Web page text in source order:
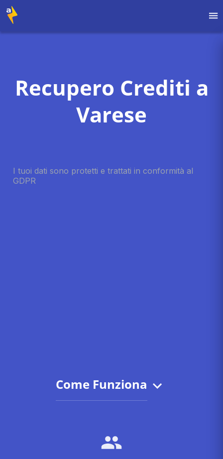
Recupero Crediti a
Varese
Come Funziona